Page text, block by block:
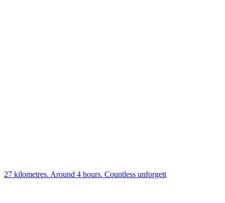
27 kilometres. Around 4 hours. Countless unforgett